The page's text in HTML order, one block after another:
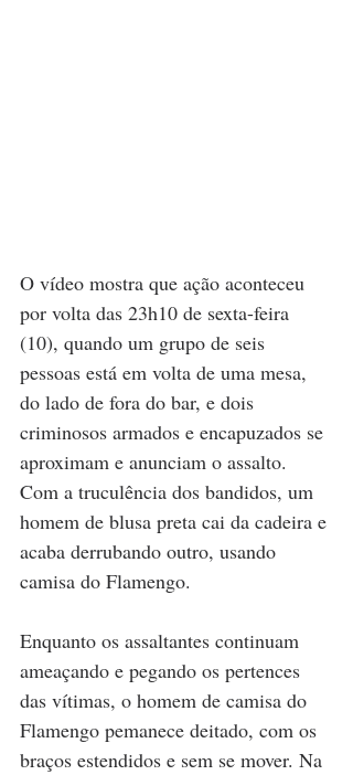
O vídeo mostra que ação aconteceu
por volta das 23h10 de sexta-feira
(10), quando um grupo de seis
pessoas está em volta de uma mesa,
do lado de fora do bar, e dois
criminosos armados e encapuzados se
aproximam e anunciam o assalto.
Com a truculência dos bandidos, um
homem de blusa preta cai da cadeira e
acaba derrubando outro, usando
camisa do Flamengo.
Enquanto os assaltantes continuam
ameaçando e pegando os pertences
das vítimas, o homem de camisa do
Flamengo pemanece deitado, com os
braços estendidos e sem se mover. Na